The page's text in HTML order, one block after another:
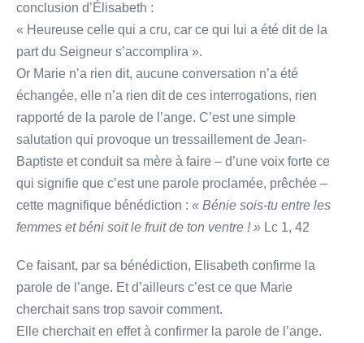
conclusion d’Élisabeth :
« Heureuse celle qui a cru, car ce qui lui a été dit de la
part du Seigneur s’accomplira ».
Or Marie n’a rien dit, aucune conversation n’a été
échangée, elle n’a rien dit de ces interrogations, rien
rapporté de la parole de l’ange. C’est une simple
salutation qui provoque un tressaillement de Jean-
Baptiste et conduit sa mère à faire – d’une voix forte ce
qui signifie que c’est une parole proclamée, prêchée –
cette magnifique bénédiction : « Bénie sois-tu entre les
femmes et béni soit le fruit de ton ventre ! » Lc 1, 42
Ce faisant, par sa bénédiction, Elisabeth confirme la
parole de l’ange. Et d’ailleurs c’est ce que Marie
cherchait sans trop savoir comment.
Elle cherchait en effet à confirmer la parole de l’ange.